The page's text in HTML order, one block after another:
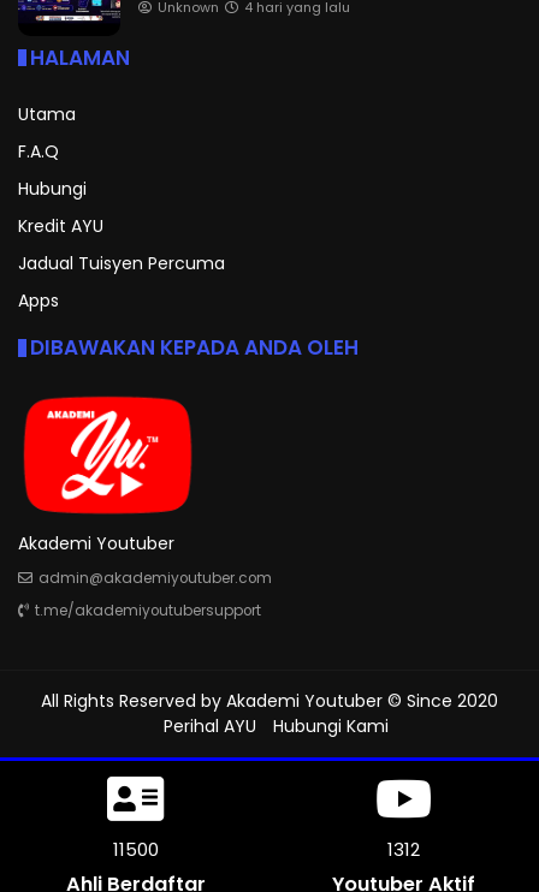
Unknown 4 hari yang lalu
HALAMAN
Utama
F.A.Q
Hubungi
Kredit AYU
Jadual Tuisyen Percuma
Apps
DIBAWAKAN KEPADA ANDA OLEH
Akademi Youtuber
admin@akademiyoutuber.com
t.me/akademiyoutubersupport
All Rights Reserved by Akademi Youtuber © Since 2020
Perihal AYU
Hubungi Kami
11500
Ahli Berdaftar
1312
Youtuber Aktif